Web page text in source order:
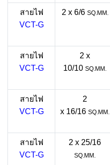
สายไฟ
VCT-G
2 x 6/6 SQ.MM.
สายไฟ
VCT-G
2 x
10/10 SQ.MM.
สายไฟ
VCT-G
2
x 16/16 SQ.MM.
สายไฟ
VCT-G
2 x 25/16
SQ.MM.